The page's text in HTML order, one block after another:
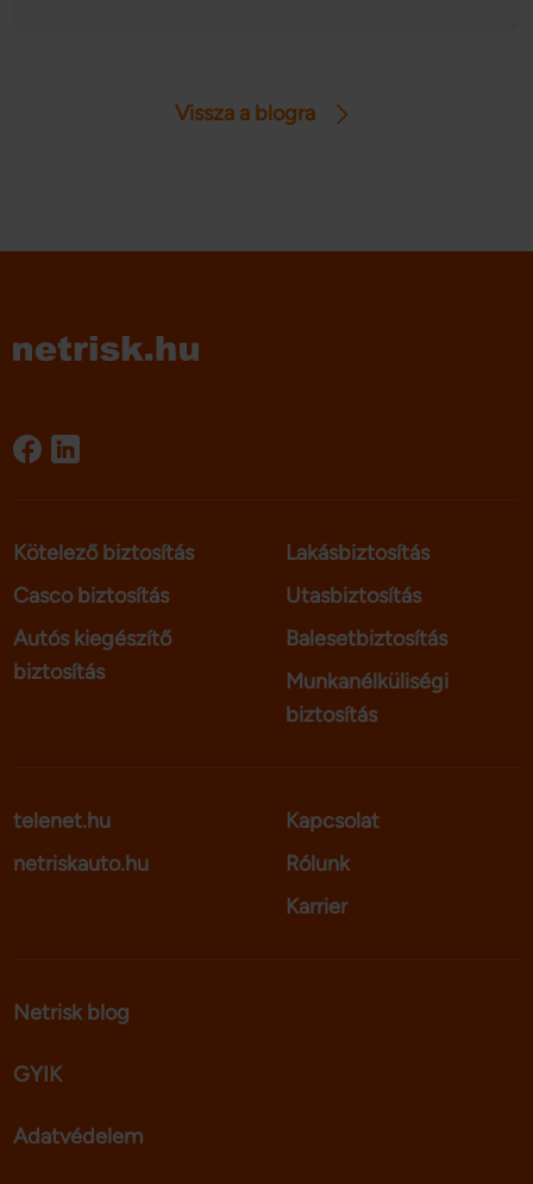
vesszük a gépjármű vagyonszerzési illeték részleteit.
Vissza a blogra
Kötelező biztosítás
Casco biztosítás
Autós kiegészítő
biztosítás
Lakásbiztosítás
Utasbiztosítás
Balesetbiztosítás
Munkanélküliségi
biztosítás
telenet.hu
netriskauto.hu
Kapcsolat
Rólunk
Karrier
Netrisk blog
GYIK
Adatvédelem